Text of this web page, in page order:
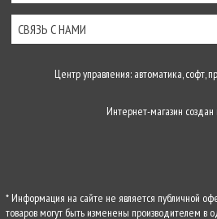
СВЯЗЬ С НАМИ
Центр управления: автоматика, софт,
Интернет-магазин создан
* Информация на сайте не является публичной
товаров могут быть изменены производителем в